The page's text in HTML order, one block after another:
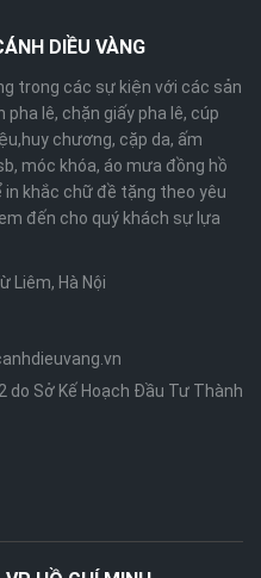
DIỀU VÀNG
trong các sự kiện với các sản
lê, chặn giấy pha lê, cúp
chương, cặp da, ấm
móc khóa, áo mưa đồng hồ
khắc chữ đề tặng theo yêu
đến cho quý khách sự lựa
Liêm, Hà Nội
do Sở Kế Hoạch Đầu Tư Thành